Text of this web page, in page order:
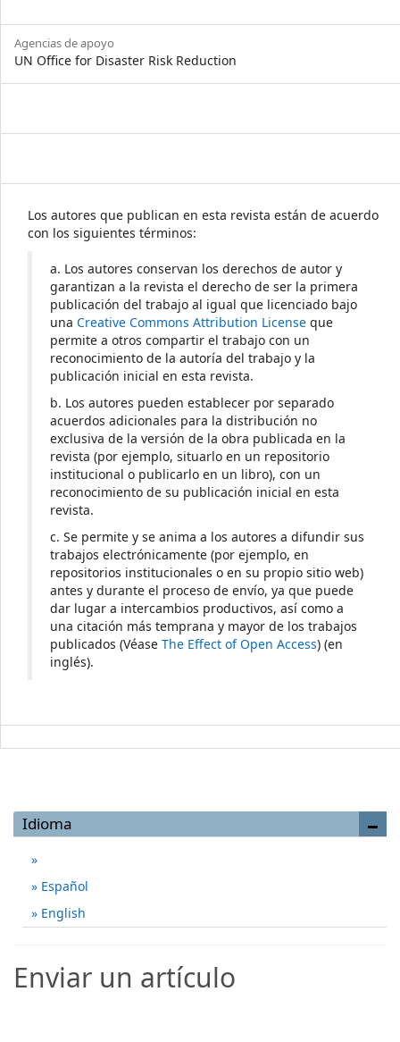
Agencias de apoyo
UN Office for Disaster Risk Reduction
Los autores que publican en esta revista están de acuerdo
con los siguientes términos:
a. Los autores conservan los derechos de autor y
garantizan a la revista el derecho de ser la primera
publicación del trabajo al igual que licenciado bajo
una Creative Commons Attribution License que
permite a otros compartir el trabajo con un
reconocimiento de la autoría del trabajo y la
publicación inicial en esta revista.
b. Los autores pueden establecer por separado
acuerdos adicionales para la distribución no
exclusiva de la versión de la obra publicada en la
revista (por ejemplo, situarlo en un repositorio
institucional o publicarlo en un libro), con un
reconocimiento de su publicación inicial en esta
revista.
c. Se permite y se anima a los autores a difundir sus
trabajos electrónicamente (por ejemplo, en
repositorios institucionales o en su propio sitio web)
antes y durante el proceso de envío, ya que puede
dar lugar a intercambios productivos, así como a
una citación más temprana y mayor de los trabajos
publicados (Véase The Effect of Open Access) (en
inglés).
Idioma
Español
English
Enviar un artículo